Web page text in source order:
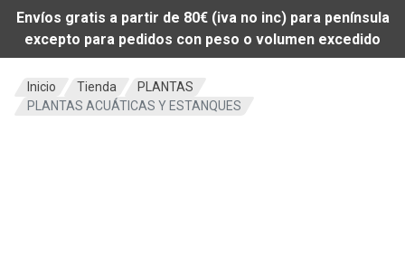
Envíos gratis a partir de 80€ (iva no inc) para península
excepto para pedidos con peso o volumen excedido
Inicio Tienda
PLANTAS
PLANTAS ACUÁTICAS Y ESTANQUES